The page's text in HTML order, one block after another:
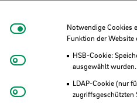
weitere
Notwendige Cookies
Notwendige Cookies
Funktion der Website
HSB-Cookie:
ausgewählt wurden.
LDAP-Cookie (nur
zugriffsgeschützten
Matomo
Youtube